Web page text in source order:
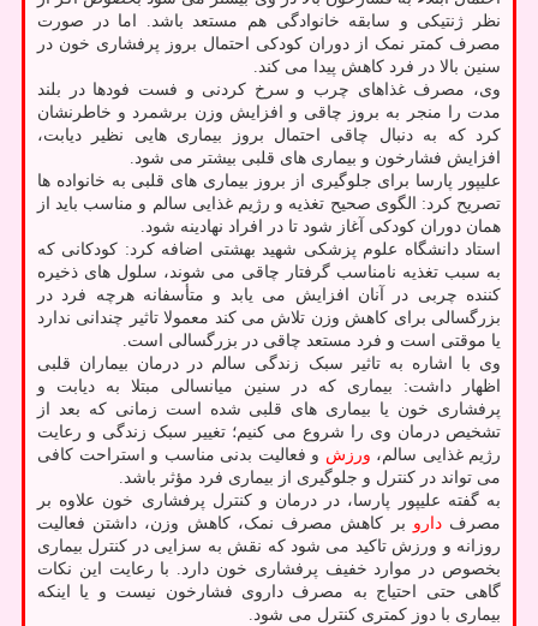
نظر ژنتیکی و سابقه خانوادگی هم مستعد باشد. اما در صورت
مصرف کمتر نمک از دوران کودکی احتمال بروز پرفشاری خون در
سنین بالا در فرد کاهش پیدا می کند.
وی، مصرف غذاهای چرب و سرخ کردنی و فست فودها در بلند
مدت را منجر به بروز چاقی و افزایش وزن برشمرد و خاطرنشان
کرد که به دنبال چاقی احتمال بروز بیماری هایی نظیر دیابت،
افزایش فشارخون و بیماری های قلبی بیشتر می شود.
علیپور پارسا برای جلوگیری از بروز بیماری های قلبی به خانواده ها
تصریح کرد: الگوی صحیح تغذیه و رژیم غذایی سالم و مناسب باید از
همان دوران کودکی آغاز شود تا در افراد نهادینه شود.
استاد دانشگاه علوم پزشکی شهید بهشتی اضافه کرد: کودکانی که
به سبب تغذیه نامناسب گرفتار چاقی می شوند، سلول های ذخیره
کننده چربی در آنان افزایش می یابد و متأسفانه هرچه فرد در
بزرگسالی برای کاهش وزن تلاش می کند معمولا تاثیر چندانی ندارد
یا موقتی است و فرد مستعد چاقی در بزرگسالی است.
وی با اشاره به تاثیر سبک زندگی سالم در درمان بیماران قلبی
اظهار داشت: بیماری که در سنین میانسالی مبتلا به دیابت و
پرفشاری خون یا بیماری های قلبی شده است زمانی که بعد از
تشخیص درمان وی را شروع می کنیم؛ تغییر سبک زندگی و رعایت
رژیم غذایی سالم، ورزش و فعالیت بدنی مناسب و استراحت کافی
می تواند در کنترل و جلوگیری از بیماری فرد مؤثر باشد.
به گفته علیپور پارسا، در درمان و کنترل پرفشاری خون علاوه بر
مصرفدارو بر کاهش مصرف نمک، کاهش وزن، داشتن فعالیت
روزانه و ورزش تاکید می شود که نقش به سزایی در کنترل بیماری
بخصوص در موارد خفیف پرفشاری خون دارد. با رعایت این نکات
گاهی حتی احتیاج به مصرف داروی فشارخون نیست و یا اینکه
بیماری با دوز کمتری کنترل می شود.